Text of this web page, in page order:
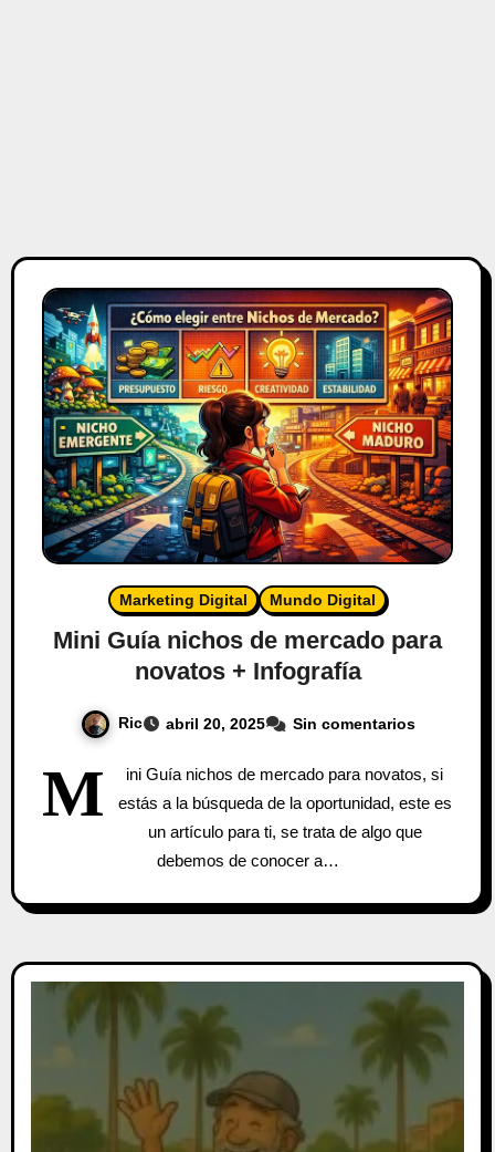
Marketing Digital Mundo Digital
Mini Guía nichos de mercado para
novatos + Infografía
Ric abril 20, 2025 Sin comentarios
M
ini Guía nichos de mercado para novatos, si
estás a la búsqueda de la oportunidad, este es
un artículo para ti, se trata de algo que
debemos de conocer a…